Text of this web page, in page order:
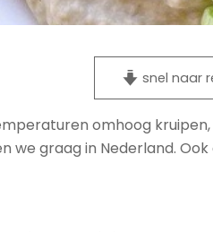
snel naar
omhoog
we graag in Nederland.